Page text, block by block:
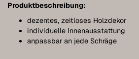
Produktbeschreibung:
dezentes, zeitloses Holzdekor
individuelle Innenausstattung
anpassbar an jede Schräge
Möbel unter Dachschrägen
Hängeboards